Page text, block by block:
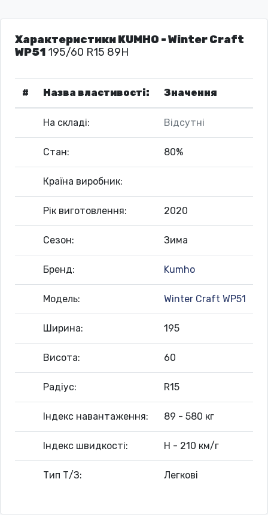
Характеристики KUMHO - Winter Craft
WP51 195/60 R15 89H
# Назва властивості: Значення
На складі: Відсутні
Стан: 80%
Країна виробник:
Рік виготовлення: 2020
Сезон: Зима
Бренд: Kumho
Модель: Winter Craft WP51
Ширина: 195
Висота: 60
Радіус: R15
Індекс навантаження: 89 - 580 кг
Індекс швидкості: H - 210 км/г
Тип Т/З: Легкові